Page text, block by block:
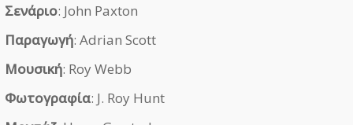
Σενάριο: John Paxton
Παραγωγή: Adrian Scott
Μουσική: Roy Webb
Φωτογραφία: J. Roy Hunt